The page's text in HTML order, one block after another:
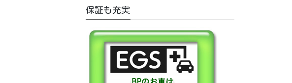
保証も充実